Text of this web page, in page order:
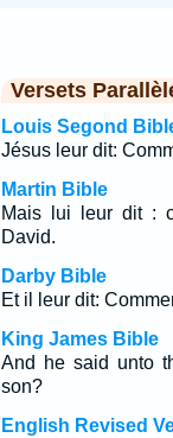
Versets
Louis Segond
Jésus leur dit:
Martin Bible
Mais lui leur dit :
David.
Darby Bible
Et il leur dit:
King James Bible
And he said unto
son?
English Revised